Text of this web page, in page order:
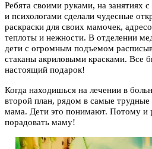
Ребята своими руками, на занятиях
и психологами сделали чудесные
раскраски для своих мамочек,
теплоты и нежности. В отделении
дети с огромным подъемом
стаканы акриловыми красками. Все
настоящий подарок!
Когда находишься на лечении в
второй план, рядом в самые
мама. Дети это понимают. Потому и
порадовать маму!